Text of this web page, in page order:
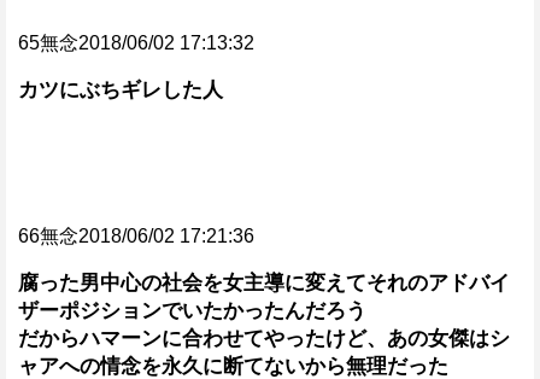
65無念2018/06/02 17:13:32
カツにぶちギレした人
66無念2018/06/02 17:21:36
腐った男中心の社会を女主導に変えてそれのアドバイ
ザーポジションでいたかったんだろう
だからハマーンに合わせてやったけど、あの女傑はシ
ャアへの情念を永久に断てないから無理だった